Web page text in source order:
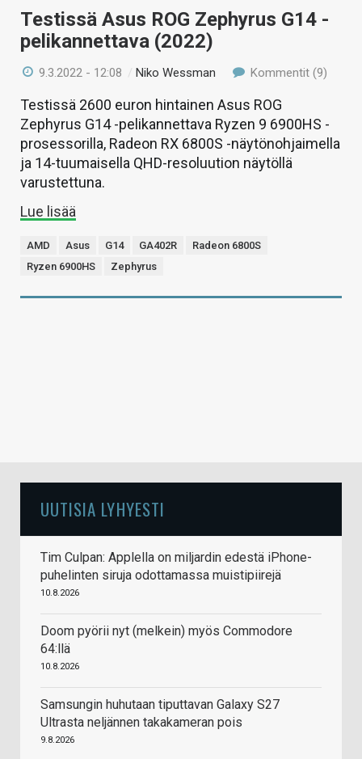
Testissä Asus ROG Zephyrus G14 -
pelikannettava (2022)
9.3.2022 - 12:08 / Niko Wessman Kommentit (9)
Testissä 2600 euron hintainen Asus ROG
Zephyrus G14 -pelikannettava Ryzen 9 6900HS -
prosessorilla, Radeon RX 6800S -näytönohjaimella
ja 14-tuumaisella QHD-resoluution näytöllä
varustettuna.
Lue lisää
AMD Asus G14 GA402R
Radeon 6800S
Ryzen 6900HS
Zephyrus
UUTISIA LYHYESTI
Tim Culpan: Applella on miljardin edestä iPhone-
puhelinten siruja odottamassa muistipiirejä
10.8.2026
Doom pyörii nyt (melkein) myös Commodore
64:llä
10.8.2026
Samsungin huhutaan tiputtavan Galaxy S27
Ultrasta neljännen takakameran pois
9.8.2026